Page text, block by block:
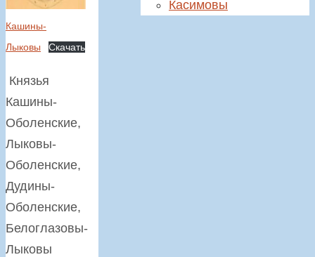
Кашины-
Лыковы
Скачать
Князья
Кашины-
Оболенские,
Лыковы-
Оболенские,
Дудины-
Оболенские,
Белоглазовы-
Лыковы
Касимовы